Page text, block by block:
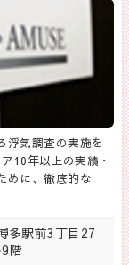
浮気調査の実施を
10年以上の実績・
めに、徹底的な
多駅前3丁目27
階